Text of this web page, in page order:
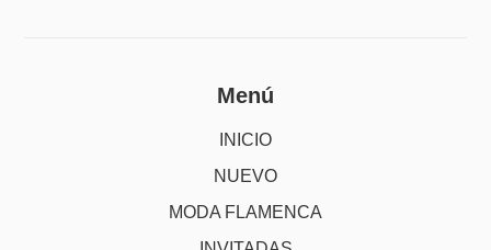
Menú
INICIO
NUEVO
MODA FLAMENCA